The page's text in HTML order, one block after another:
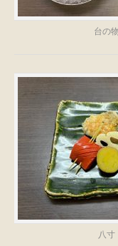
台の物
八寸